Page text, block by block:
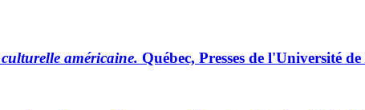
américaine. Québec, Presses de l'Université